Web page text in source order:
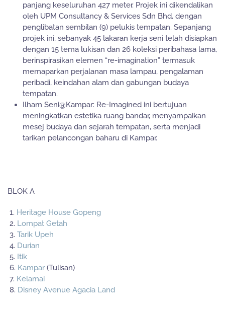
panjang keseluruhan 427 meter. Projek ini dikendalikan
oleh UPM Consultancy & Services Sdn Bhd, dengan
penglibatan sembilan (9) pelukis tempatan. Sepanjang
projek ini, sebanyak 45 lakaran kerja seni telah disiapkan
dengan 15 tema lukisan dan 26 koleksi peribahasa lama,
berinspirasikan elemen “re-imagination” termasuk
memaparkan perjalanan masa lampau, pengalaman
peribadi, keindahan alam dan gabungan budaya
tempatan.
Ilham Seni@Kampar: Re-Imagined ini bertujuan
meningkatkan estetika ruang bandar, menyampaikan
mesej budaya dan sejarah tempatan, serta menjadi
tarikan pelancongan baharu di Kampar.
BLOK A
1. Heritage House Gopeng
2. Lompat Getah
3. Tarik Upeh
4. Durian
5. Itik
6. Kampar(Tulisan)
7. Kelamai
8. Disney Avenue Agacia Land